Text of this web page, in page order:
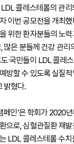
콜레스테롤의 관
이번 공모전을 개최
위한 환자분들의 노
많은 분들께 건강 관리
국민들이 LDL 콜레
방할 수 있도록 실질
밝혔다.
페인’은 학회가 2020
으로, 심혈관질환 재발
LDL 콜레스테롤 수